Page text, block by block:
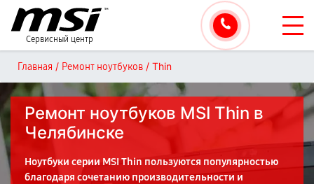
Сервисный центр
Главная / Ремонт ноутбуков / Thin
Ремонт ноутбуков MSI Thin в
Челябинске
Ноутбуки серии MSI Thin пользуются популярностью
благодаря сочетанию производительности и